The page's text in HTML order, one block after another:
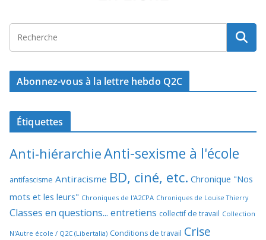
Abonnez-vous à la lettre hebdo Q2C
Étiquettes
Anti-hiérarchieAnti-sexisme à l'école
antifascisme Antiracisme BD, ciné, etc. Chronique "Nos
mots et les leurs" Chroniques de l'A2CPA Chroniques de Louise Thierry
Classes en questions... entretiens collectif de travail Collection
N'Autre école / Q2C (Libertalia) Conditions de travail Crise